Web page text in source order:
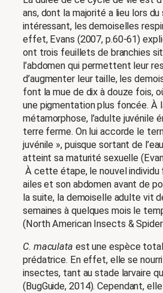
ans, dont la majorité a lieu lors
intéressant, les demoiselles
effet, Evans (2007, p.60-61)
ont trois feuillets de branchies
l’abdomen qui permettent leur
d’augmenter leur taille, les
font la mue de dix à douze fois,
une pigmentation plus foncée. À
métamorphose, l’adulte juvénile
terre ferme. On lui accorde le
juvénile », puisque sortant de
atteint sa maturité sexuelle
À cette étape, le nouvel individu
ailes et son abdomen avant de
la suite, la demoiselle adulte vit
semaines à quelques mois le
(North American Insects &
C. maculata est une espèce
prédatrice. En effet, elle se
insectes, tant au stade larvaire
(BugGuide, 2014). Cependant,